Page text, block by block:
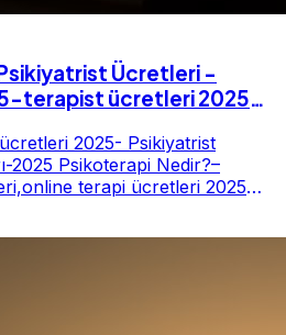
Ücretleri -
terapist ücretleri 2025-
2025- Psikiyatrist
2025 Psikoterapi Nedir?–
terapi ücretleri 2025